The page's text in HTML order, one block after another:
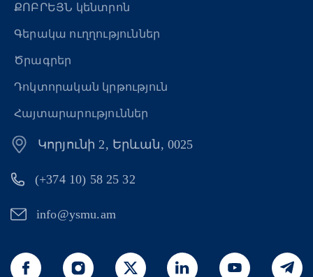
ՔՈԲՐԵՅՆ կենտրոն
Գերակա ուղղություններ
Ծրագրեր
Դոկտորական կրթություն
Հայտարարություններ
Կորյունի 2, Երևան, 0025
(+374 10) 58 25 32
info@ysmu.am